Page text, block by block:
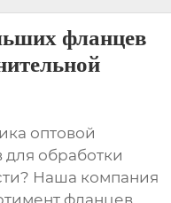
фланцев
оптовой
обработки
? Наша компания